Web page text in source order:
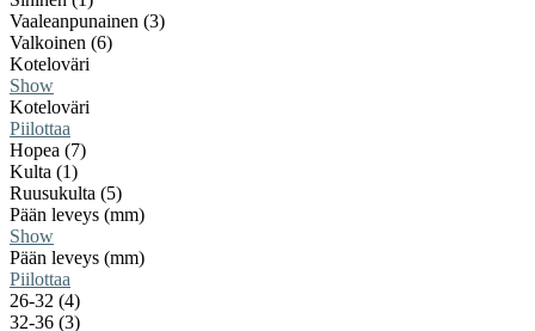
Vaaleanpunainen (3)
Valkoinen (6)
Koteloväri
Show
Koteloväri
Piilottaa
Hopea (7)
Kulta (1)
Ruusukulta (5)
Pään leveys (mm)
Show
Pään leveys (mm)
Piilottaa
26-32 (4)
32-36 (3)